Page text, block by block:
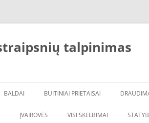
talpinimas
BALDAI BUITINIAI PRIETAISAI
ĮVAIROVĖS VISI SKELBIMAI